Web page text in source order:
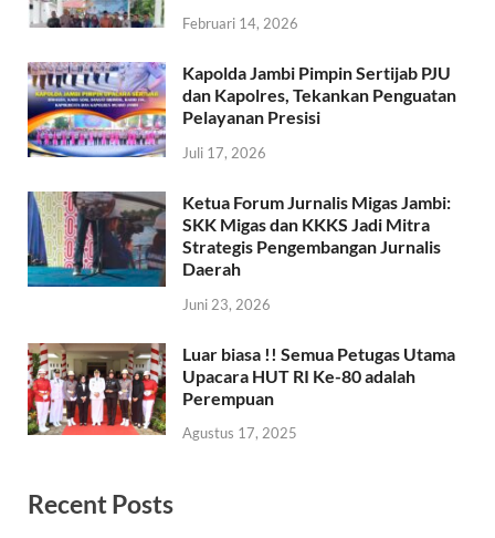
Februari 14, 2026
Kapolda Jambi Pimpin Sertijab PJU
dan Kapolres, Tekankan Penguatan
Pelayanan Presisi
Juli 17, 2026
Ketua Forum Jurnalis Migas Jambi:
SKK Migas dan KKKS Jadi Mitra
Strategis Pengembangan Jurnalis
Daerah
Juni 23, 2026
Luar biasa !! Semua Petugas Utama
Upacara HUT RI Ke-80 adalah
Perempuan
Agustus 17, 2025
Recent Posts